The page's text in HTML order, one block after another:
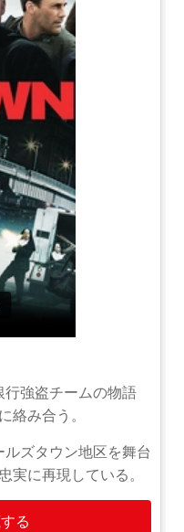
行強盗チームの物語
絡み合う。
ズタウン地区を舞台
実に再現している。
る